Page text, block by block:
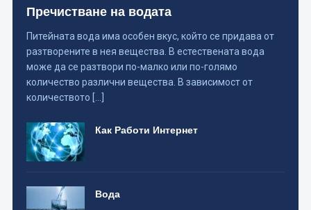
Пречистване на водата
Питейната вода има особен вкус, който се придава от
разтворените в нея вещества. В естествената вода
може да се разтвори по-малко или по-голямо
количество различни вещества. В зависимост от
количеството […]
Как Работи Интернет
Вода